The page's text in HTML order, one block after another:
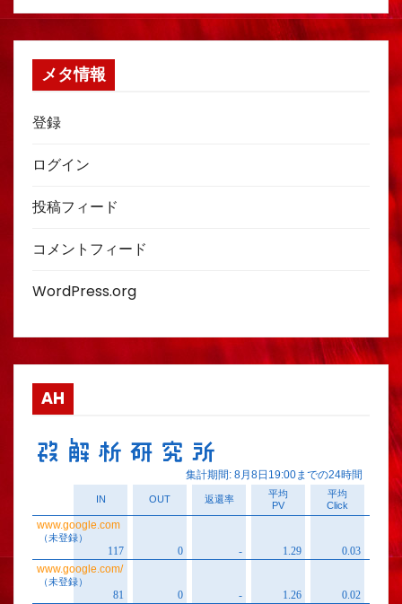
メタ情報
登録
ログイン
投稿フィード
コメントフィード
WordPress.org
AH